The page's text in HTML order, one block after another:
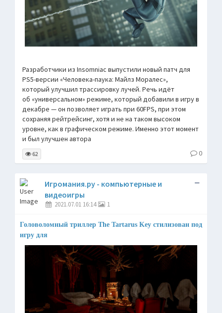
Разработчики из Insomniac выпустили новый патч для
PS5-версии «Человека-паука: Майлз Моралес»,
который улучшил трассировку лучей. Речь идёт
об «универсальном» режиме, который добавили в игру в
декабре — он позволяет играть при 60FPS, при этом
сохраняя рейтрейсинг, хотя и не на таком высоком
уровне, как в графическом режиме. Именно этот момент
и был улучшен автора
62 0
Игромания.ру - компьютерные и
видеоигры
2021.07.01 16:14 1
Головоломный триллер The Tartarus Key стилизован под
игру для